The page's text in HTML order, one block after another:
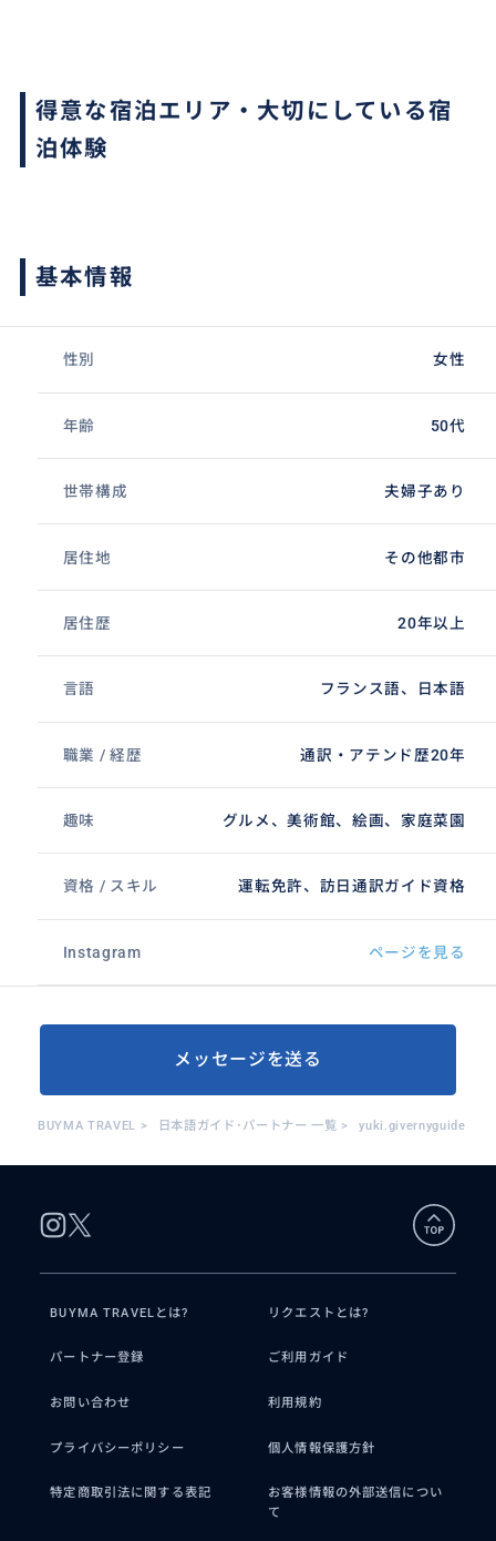
得意な宿泊エリア・大切にしている宿
泊体験
基本情報
性別 女性
年齢 50代
世帯構成 夫婦子あり
居住地 その他都市
居住歴 20年以上
言語 フランス語、日本語
職業 / 経歴 通訳・アテンド歴20年
趣味 グルメ、美術館、絵画、家庭菜園
資格 / スキル 運転免許、訪日通訳ガイド資格
Instagram ページを見る
メッセージを送る
BUYMA TRAVEL > 日本語ガイド･パートナー 一覧 > yuki.givernyguide
BUYMA TRAVELとは? リクエストとは?
パートナー登録 ご利用ガイド
お問い合わせ 利用規約
プライバシーポリシー 個人情報保護方針
特定商取引法に関する表記
お客様情報の外部送信につい
て